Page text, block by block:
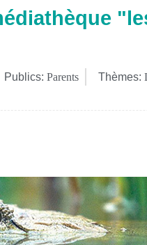
Publics: Parents Thèmes: